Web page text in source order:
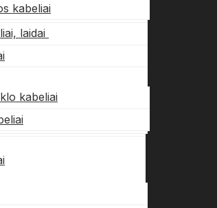
kabeliai
laidai
kabeliai